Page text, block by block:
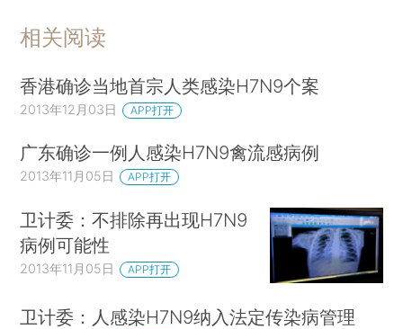
相关阅读
香港确诊当地首宗人类感染H7N9个案
2013年12月03日 APP打开
广东确诊一例人感染H7N9禽流感病例
2013年11月05日 APP打开
卫计委：不排除再出现H7N9
病例可能性
2013年11月05日 APP打开
卫计委：人感染H7N9纳入法定传染病管理